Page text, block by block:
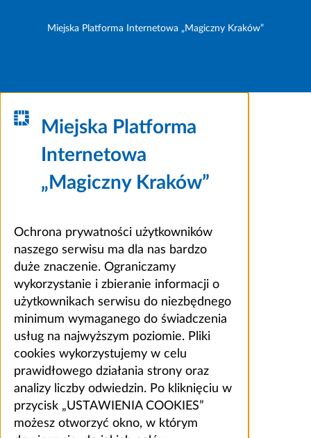
Miejska Platforma Internetowa „Magiczny Kraków”
Miejska Platforma
Internetowa
„Magiczny Kraków”
Ochrona prywatności użytkowników
naszego serwisu ma dla nas bardzo
duże znaczenie. Ograniczamy
wykorzystanie i zbieranie informacji o
użytkownikach serwisu do niezbędnego
minimum wymaganego do świadczenia
usług na najwyższym poziomie. Pliki
cookies wykorzystujemy w celu
prawidłowego działania strony oraz
analizy liczby odwiedzin. Po kliknięciu w
przycisk „USTAWIENIA COOKIES”
możesz otworzyć okno, w którym